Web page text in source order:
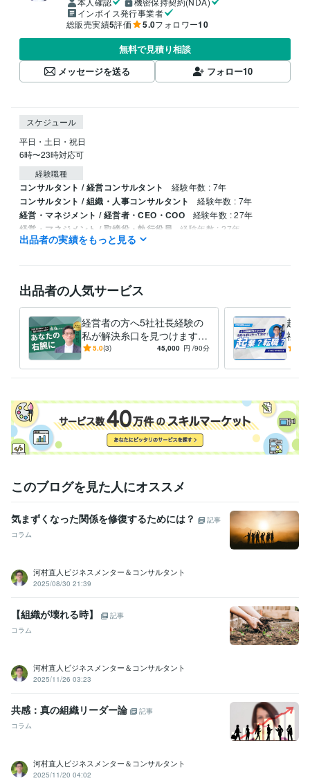
インボイス発行事業者
総販売実績5評価 5.0フォロワー10
無料で見積り相談
メッセージを送る
フォロー10
スケジュール
平日・土日・祝日
6時〜23時対応可
経験職種
コンサルタント / 経営コンサルタント 経験年数 : 7年
コンサルタント / 組織・人事コンサルタント 経験年数 : 7年
経営・マネジメント / 経営者・CEO・COO 経験年数 : 27年
経営・マネジメント / 取締役・執行役員 経験年数 : 27年
株式会社シンライフワーク 2019年1月 ~ 現在
得意分野
コンサルティング・士業 人材開発、組織開発
学習指導・資格・キャリア相談 起業支援
学歴
法政大学 1983年3月 ~ 1987年2月
出品者の実績をもっと見る
出品者の人気サービス
経営者の方へ5社社長経験の
私が解決糸口を見つけます
経営者は孤独…ここは経営の
す
5.0(3) 45,000 円 /90分
起業
社長
走し
を支
このブログを見た人にオススメ
気まずくなった関係を修復するためには？
記事
コラム
河村直人ビジネスメンター＆コンサルタント
2025/08/30 21:39
【組織が壊れる時】
記事
コラム
河村直人ビジネスメンター＆コンサルタント
2025/11/26 03:23
共感：真の組織リーダー論
記事
コラム
河村直人ビジネスメンター＆コンサルタント
2025/11/20 04:02